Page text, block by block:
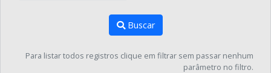
Buscar
Para listar todos registros clique em filtrar sem passar nenhum
parâmetro no filtro.